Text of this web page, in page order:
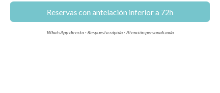
Reservas con antelación inferior a 72h
WhatsApp directo · Respuesta rápida · Atención personalizada